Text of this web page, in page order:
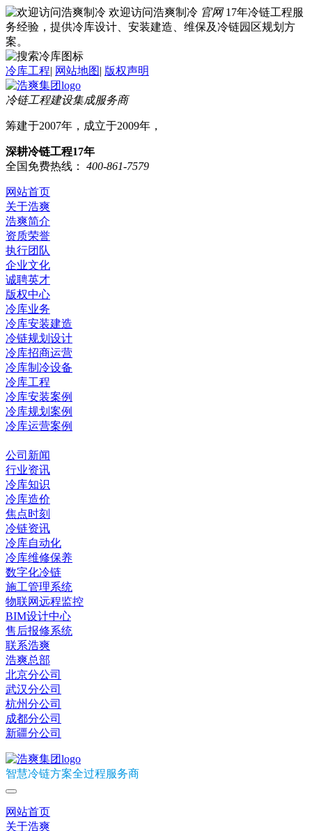
欢迎访问浩爽制冷 官网 17年冷链工程服
务经验，提供冷库设计、安装建造、维保及冷链园区规划方
案。
冷库工程| 网站地图| 版权声明
冷链工程建设集成服务商
筹建于2007年，成立于2009年，
深耕冷链工程17年
全国免费热线：
400-861-7579
网站首页
关于浩爽
浩爽简介
资质荣誉
执行团队
企业文化
诚聘英才
版权中心
冷库业务
冷库安装建造
冷链规划设计
冷库招商运营
冷库制冷设备
冷库工程
冷库安装案例
冷库规划案例
冷库运营案例
公司新闻
行业资讯
冷库知识
冷库造价
焦点时刻
冷链资讯
冷库自动化
冷库维修保养
数字化冷链
施工管理系统
物联网远程监控
BIM设计中心
售后报修系统
联系浩爽
浩爽总部
北京分公司
武汉分公司
杭州分公司
成都分公司
新疆分公司
智慧冷链方案全过程服务商
网站首页
关于浩爽